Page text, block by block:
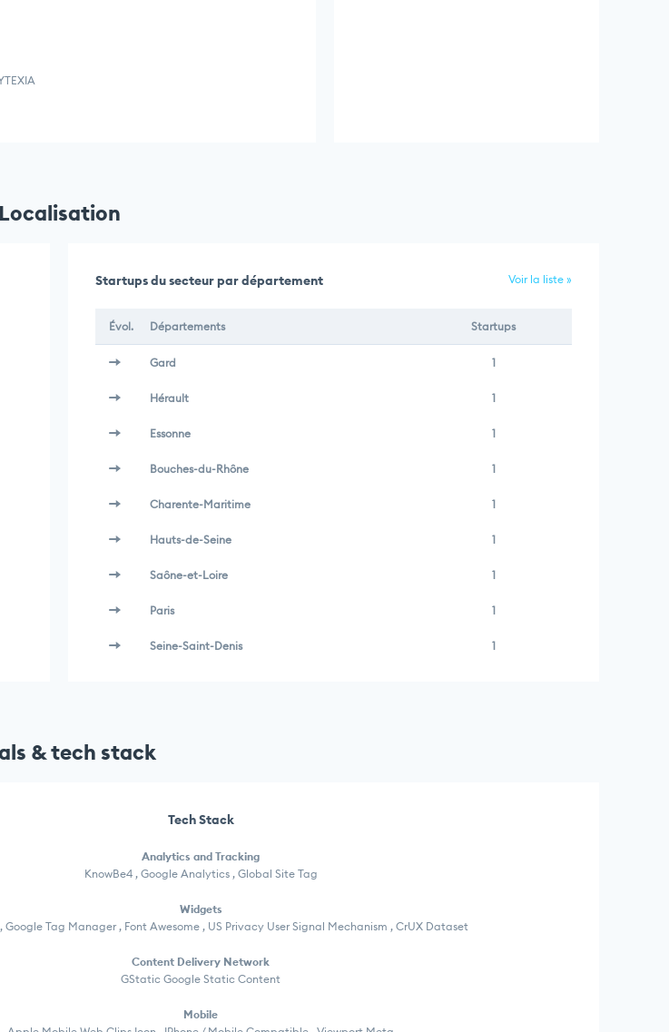
Localisation
Startups du secteur par département Voir la liste »
Évol. Départements Startups
Gard 1
Hérault 1
Essonne 1
Bouches-du-Rhône 1
Charente-Maritime 1
Hauts-de-Seine 1
Saône-et-Loire 1
Paris 1
Seine-Saint-Denis 1
& tech stack
Tech Stack
Analytics and Tracking
KnowBe4 , Google Analytics , Global Site Tag
Widgets
Google Tag Manager , Font Awesome , US Privacy User Signal Mechanism , CrUX Dataset
Content Delivery Network
GStatic Google Static Content
Mobile